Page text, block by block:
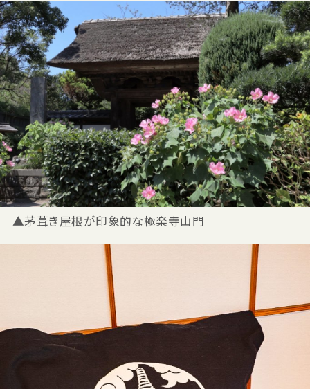
▲茅葺き屋根が印象的な極楽寺山門